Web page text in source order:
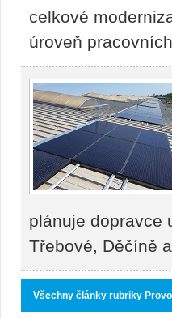
celkové
úroveň
plánuje dopravce
Třebové, Děčíně
Všechny články rubriky